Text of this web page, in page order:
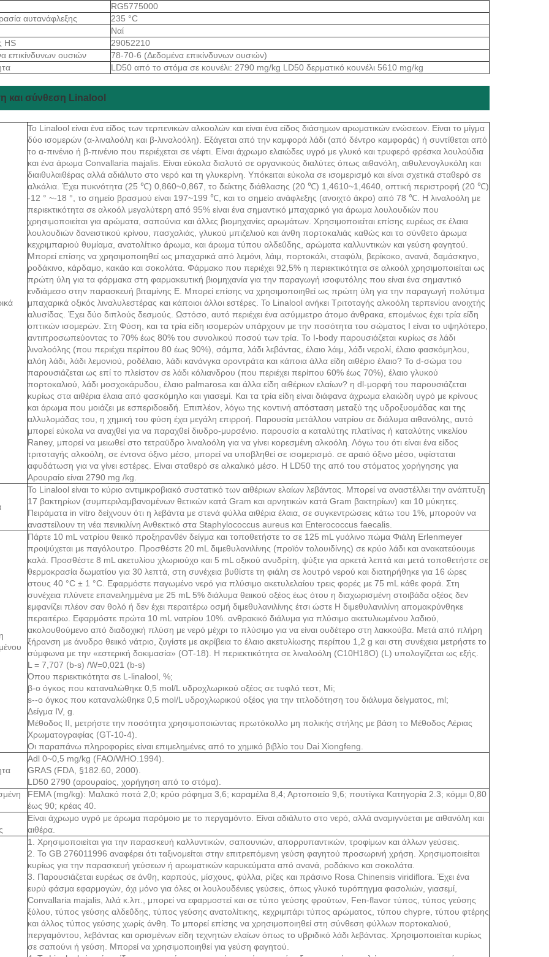
RG5775000
αυτανάφλεξης
235 °C
Ναί
HS
29052210
επικίνδυνων ουσιών
78-70-6 (Δεδομένα επικίνδυνων ουσιών)
LD50 από το στόμα σε κουνέλι: 2790 mg/kg LD50 δερματικό κουνέλι 5610 mg/kg
και σύνθεση Linalool
Το Linalool είναι ένα είδος των τερπενικών αλκοολών και είναι ένα είδος διάσημων αρωματικών ενώσεων. Είναι το μίγμα
δύο ισομερών (α-λιναλοόλη και β-λιναλοόλη). Εξάγεται από την καμφορά λάδι (από δέντρο καμφοράς) ή συντίθεται από
το α-πινένιο ή β-πινένιο που περιέχεται σε νέφτι. Είναι άχρωμο ελαιώδες υγρό με γλυκό και τρυφερό φρέσκα λουλούδια
και ένα άρωμα Convallaria majalis. Είναι εύκολα διαλυτό σε οργανικούς διαλύτες όπως αιθανόλη, αιθυλενογλυκόλη και
διαιθυλαιθέρας αλλά αδιάλυτο στο νερό και τη γλυκερίνη. Υπόκειται εύκολα σε ισομερισμό και είναι σχετικά σταθερό σε
αλκάλια. Έχει πυκνότητα (25 ℃) 0,860~0,867, το δείκτης διάθλασης (20 ℃) ​​1,4610~1,4640, οπτική περιστροφή (20 ℃)
​​-12 ° ~-18 °, το σημείο βρασμού είναι 197~199 ℃, και το σημείο ανάφλεξης (ανοιχτό άκρο) από 78 ℃. Η λιναλοόλη με
περιεκτικότητα σε αλκοόλ μεγαλύτερη από 95% είναι ένα σημαντικό μπαχαρικό για άρωμα λουλουδιών που
χρησιμοποιείται για αρώματα, σαπούνια και άλλες βιομηχανίες αρωμάτων. Χρησιμοποιείται επίσης ευρέως σε έλαια
λουλουδιών δανειστικού κρίνου, πασχαλιάς, γλυκού μπιζελιού και άνθη πορτοκαλιάς καθώς και το σύνθετο άρωμα
κεχριμπαριού θυμίαμα, ανατολίτικο άρωμα, και άρωμα τύπου αλδεΰδης, αρώματα καλλυντικών και γεύση φαγητού.
Μπορεί επίσης να χρησιμοποιηθεί ως μπαχαρικά από λεμόνι, λάιμ, πορτοκάλι, σταφύλι, βερίκοκο, ανανά, δαμάσκηνο,
ροδάκινο, κάρδαμο, κακάο και σοκολάτα. Φάρμακο που περιέχει 92,5% η περιεκτικότητα σε αλκοόλ χρησιμοποιείται ως
πρώτη ύλη για τα φάρμακα στη φαρμακευτική βιομηχανία για την παραγωγή ισοφυτόλης που είναι ένα σημαντικό
ενδιάμεσο στην παρασκευή βιταμίνης Ε. Μπορεί επίσης να χρησιμοποιηθεί ως πρώτη ύλη για την παραγωγή πολύτιμα
μπαχαρικά οξικός λιναλυλεστέρας και κάποιοι άλλοι εστέρες. Το Linalool ανήκει Τριτοταγής αλκοόλη τερπενίου ανοιχτής
αλυσίδας. Έχει δύο διπλούς δεσμούς. Ωστόσο, αυτό περιέχει ένα ασύμμετρο άτομο άνθρακα, επομένως έχει τρία είδη
οπτικών ισομερών. Στη Φύση, και τα τρία είδη ισομερών υπάρχουν με την ποσότητα του σώματος Ι είναι το υψηλότερο,
αντιπροσωπεύοντας το 70% έως 80% του συνολικού ποσού των τρία. Το I-body παρουσιάζεται κυρίως σε λάδι
λιναλοόλης (που περιέχει περίπου 80 έως 90%), σάμπα, λάδι λεβάντας, έλαιο λάιμ, λάδι νερολί, έλαιο φασκόμηλου,
αλόη λάδι, λάδι λεμονιού, ροδέλαιο, λάδι κανάνγκα οροντράτα και κάποια άλλα είδη αιθέριο έλαιο? Το d-σώμα του
παρουσιάζεται ως επί το πλείστον σε λάδι κόλιανδρου (που περιέχει περίπου 60% έως 70%), έλαιο γλυκού
πορτοκαλιού, λάδι μοσχοκάρυδου, έλαιο palmarosa και άλλα είδη αιθέριων ελαίων? η dl-μορφή του παρουσιάζεται
κυρίως στα αιθέρια έλαια από φασκόμηλο και γιασεμί. Και τα τρία είδη είναι διάφανα άχρωμα ελαιώδη υγρό με κρίνους
και άρωμα που μοιάζει με εσπεριδοειδή. Επιπλέον, λόγω της κοντινή απόσταση μεταξύ της υδροξυομάδας και της
αλλυλομάδας του, η χημική του φύση έχει μεγάλη επιρροή. Παρουσία μετάλλου νατρίου σε διάλυμα αιθανόλης, αυτό
μπορεί εύκολα να αναχθεί για να παραχθεί διυδρο-μυρσένιο. παρουσία α καταλύτης πλατίνας ή καταλύτης νικελίου
Raney, μπορεί να μειωθεί στο τετραϋδρο λιναλοόλη για να γίνει κορεσμένη αλκοόλη. Λόγω του ότι είναι ένα είδος
τριτοταγής αλκοόλη, σε έντονα όξινο μέσο, ​​μπορεί να υποβληθεί σε ισομερισμό. σε αραιό όξινο μέσο, ​​υφίσταται
αφυδάτωση για να γίνει εστέρες. Είναι σταθερό σε αλκαλικό μέσο. Η LD50 της από του στόματος χορήγησης για
Αρουραίο είναι 2790 mg /kg.
Το Linalool είναι το κύριο αντιμικροβιακό συστατικό των αιθέριων ελαίων λεβάντας. Μπορεί να αναστέλλει την ανάπτυξη
17 βακτηρίων (συμπεριλαμβανομένων θετικών κατά Gram και αρνητικών κατά Gram βακτηρίων) και 10 μύκητες.
Πειράματα in vitro δείχνουν ότι η λεβάντα με στενά φύλλα αιθέρια έλαια, σε συγκεντρώσεις κάτω του 1%, μπορούν να
αναστείλουν τη νέα πενικιλίνη Ανθεκτικό στα Staphylococcus aureus και Enterococcus faecalis.
Πάρτε 10 mL νατρίου θειικό προξηρανθέν δείγμα και τοποθετήστε το σε 125 mL γυάλινο πώμα Φιάλη Erlenmeyer
προψύχεται με παγόλουτρο. Προσθέστε 20 mL διμεθυλανιλίνης (προϊόν τολουιδίνης) σε κρύο λάδι και ανακατεύουμε
καλά. Προσθέστε 8 mL ακετυλίου χλωριούχο και 5 mL οξικού ανυδρίτη, ψύξτε για αρκετά λεπτά και μετά τοποθετήστε σε
θερμοκρασία δωματίου για 30 λεπτά, στη συνέχεια βυθίστε τη φιάλη σε λουτρό νερού και διατηρήθηκε για 16 ώρες
στους 40 °C ± 1 °C. Εφαρμόστε παγωμένο νερό για πλύσιμο ακετυλελαίου τρεις φορές με 75 mL κάθε φορά. Στη
συνέχεια πλύνετε επανειλημμένα με 25 mL 5% διάλυμα θειικού οξέος έως ότου η διαχωρισμένη στοιβάδα οξέος δεν
εμφανίζει πλέον σαν θολό ή δεν έχει περαιτέρω οσμή διμεθυλανιλίνης έτσι ώστε Η διμεθυλανιλίνη απομακρύνθηκε
περαιτέρω. Εφαρμόστε πρώτα 10 mL νατρίου 10%. ανθρακικό διάλυμα για πλύσιμο ακετυλιωμένου λαδιού,
ακολουθούμενο από διαδοχική πλύση με νερό μέχρι το πλύσιμο για να είναι ουδέτερο στη λακκούβα. Μετά από πλήρη
ξήρανση με άνυδρο θειικό νάτριο, ζυγίστε με ακρίβεια το έλαιο ακετυλίωσης περίπου 1,2 g και στη συνέχεια μετρήστε το
σύμφωνα με την «εστερική δοκιμασία» (OT-18). Η περιεκτικότητα σε λιναλοόλη (C10H18O) (L) υπολογίζεται ως εξής.
L = 7,707 (b-s) /W=0,021 (b-s)
Όπου περιεκτικότητα σε L-linalool, %;
β-ο όγκος που καταναλώθηκε 0,5 mol/L υδροχλωρικού οξέος σε τυφλό τεστ, Mi;
s--ο όγκος που καταναλώθηκε 0,5 mol/L υδροχλωρικού οξέος για την τιτλοδότηση του διάλυμα δείγματος, ml;
Δείγμα IV, g.
Μέθοδος II, μετρήστε την ποσότητα χρησιμοποιώντας πρωτόκολλο μη πολικής στήλης με βάση το Μέθοδος Αέριας
Χρωματογραφίας (GT-10-4).
Οι παραπάνω πληροφορίες είναι επιμελημένες από το χημικό βιβλίο του Dai Xiongfeng.
Adl 0~0,5 mg/kg (FAO/WHO.1994).
GRAS (FDA, §182.60, 2000).
LD50 2790 (αρουραίος, χορήγηση από το στόμα).
FEMA (mg/kg): Μαλακό ποτά 2,0; κρύο ρόφημα 3,6; καραμέλα 8,4; Αρτοποιείο 9,6; πουτίγκα Κατηγορία 2.3; κόμμι 0,80
έως 90; κρέας 40.
Είναι άχρωμο υγρό με άρωμα παρόμοιο με το περγαμόντο. Είναι αδιάλυτο στο νερό, αλλά αναμιγνύεται με αιθανόλη και
αιθέρα.
1. Χρησιμοποιείται για την παρασκευή καλλυντικών, σαπουνιών, απορρυπαντικών, τροφίμων και άλλων γεύσεις.
2. Το GB 276011996 αναφέρει ότι ταξινομείται στην επιτρεπόμενη γεύση φαγητού προσωρινή χρήση. Χρησιμοποιείται
κυρίως για την παρασκευή γεύσεων ή αρωματικών καρυκεύματα από ανανά, ροδάκινο και σοκολάτα.
3. Παρουσιάζεται ευρέως σε άνθη, καρπούς, μίσχους, φύλλα, ρίζες και πράσινο Rosa Chinensis viridiflora. Έχει ένα
ευρύ φάσμα εφαρμογών, όχι μόνο για όλες οι λουλουδένιες γεύσεις, όπως γλυκό τυρόπηγμα φασολιών, γιασεμί,
Convallaria majalis, λιλά κ.λπ., μπορεί να εφαρμοστεί και σε τύπο γεύσης φρούτων, Fen-flavor τύπος, τύπος γεύσης
ξύλου, τύπος γεύσης αλδεΰδης, τύπος γεύσης ανατολίτικης, κεχριμπάρι τύπος αρώματος, τύπου chypre, τύπου φτέρης
και άλλος τύπος γεύσης χωρίς άνθη. Το μπορεί επίσης να χρησιμοποιηθεί στη σύνθεση φύλλων πορτοκαλιού,
περγαμόντου, λεβάντας και ορισμένων είδη τεχνητών ελαίων όπως το υβριδικό λάδι λεβάντας. Χρησιμοποιείται κυρίως
σε σαπούνι ή γεύση. Μπορεί να χρησιμοποιηθεί για γεύση φαγητού.